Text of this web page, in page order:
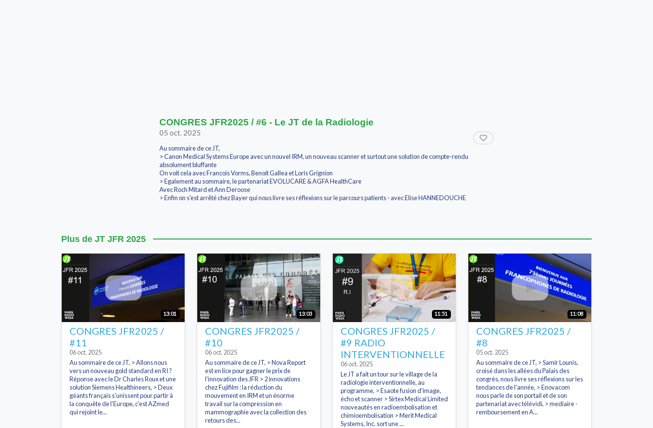
CONGRES JFR2025 / #6 - Le JT de la Radiologie
05 oct. 2025
Au sommaire de ce JT,
> Canon Medical Systems Europe avec un nouvel IRM, un nouveau scanner et surtout une solution de compte-rendu
absolument bluffante
On voit cela avec Francois Vorms, Benoit Gallea et Loris Grignion
> Egalement au sommaire, le partenariat EVOLUCARE & AGFA HealthCare
Avec Roch Mitard et Ann Deroose
> Enfin on s'est arrêté chez Bayer qui nous livre ses réflexions sur le parcours patients - avec Elise HANNEDOUCHE
Plus de JT JFR 2025
13:01
CONGRES JFR2025 /
#11
06 oct. 2025
Au sommaire de ce JT, > Allons nous
vers un nouveau gold standard en RI ?
Réponse avec le Dr Charles Roux et une
solution Siemens Healthineers, > Deux
géants français s'unissent pour partir à
la conquête de l'Europe, c'est AZmed
qui rejoint le...
13:03
CONGRES JFR2025 /
#10
06 oct. 2025
Au sommaire de ce JT, > Nova Report
est en lice pour gagner le prix de
l'innovation des JFR > 2 innovations
chez Fujifilm : la réduction du
mouvement en IRM et un énorme
travail sur la compression en
mammographie avec la collection des
retours des...
11:51
CONGRES JFR2025 /
#9 RADIO
INTERVENTIONNELLE
06 oct. 2025
Le JT a fait un tour sur le village de la
radiologie interventionnelle, au
programme, > Esaote fusion d'image,
écho et scanner > Sirtex Medical Limited
nouveautés en radioembolisation et
chimioembolisation > Merit Medical
Systems, Inc. sort une ...
11:08
CONGRES JFR2025 /
#8
05 oct. 2025
Au sommaire de ce JT, > Samir Lounis,
croisé dans les allées du Palais des
congrès, nous livre ses réflexions sur les
tendances de l'année, > Enovacom
nous parle de son portail et de son
partenariat avec télévidi, > mediaire -
remboursement en A...